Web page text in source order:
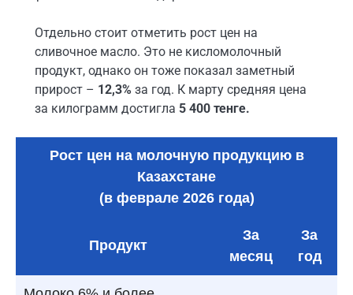
Отдельно стоит отметить рост цен на
сливочное масло. Это не кисломолочный
продукт, однако он тоже показал заметный
прирост – 12,3% за год. К марту средняя цена
за килограмм достигла 5 400 тенге.
Рост цен на молочную продукцию в
Казахстане
(в феврале 2026 года)
Продукт
За
месяц
За
год